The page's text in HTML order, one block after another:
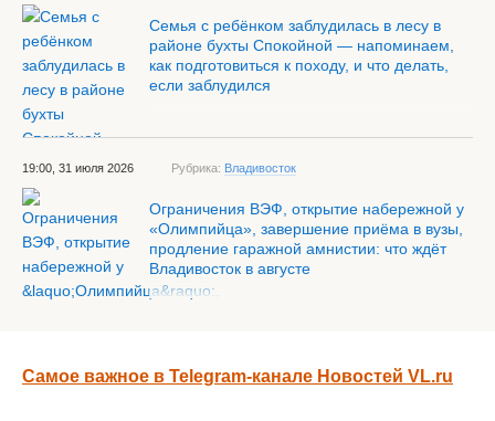
Семья с ребёнком заблудилась в лесу в
районе бухты Спокойной — напоминаем,
как подготовиться к походу, и что делать,
если заблудился
19:00, 31 июля 2026 Рубрика: Владивосток
Ограничения ВЭФ, открытие набережной у
«Олимпийца», завершение приёма в вузы,
продление гаражной амнистии: что ждёт
Владивосток в августе
Самое важное в Telegram-канале Новостей VL.ru